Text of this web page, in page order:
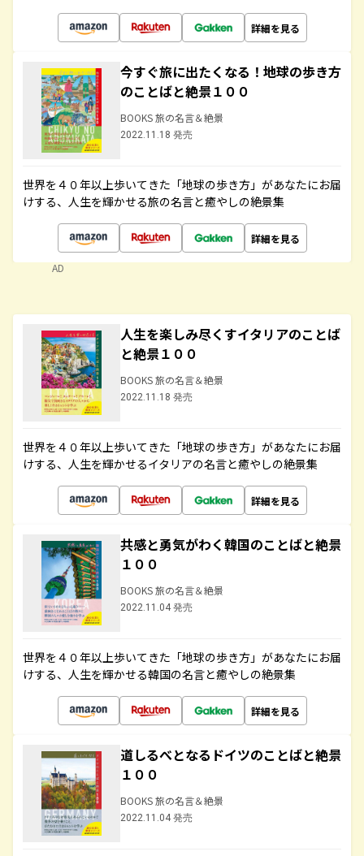
詳細を見る
今すぐ旅に出たくなる！地球の歩き方
のことばと絶景１００
BOOKS 旅の名言＆絶景
2022.11.18 発売
世界を４０年以上歩いてきた「地球の歩き方」があなたにお届
けする、人生を輝かせる旅の名言と癒やしの絶景集
詳細を見る
AD
人生を楽しみ尽くすイタリアのことば
と絶景１００
BOOKS 旅の名言＆絶景
2022.11.18 発売
世界を４０年以上歩いてきた「地球の歩き方」があなたにお届
けする、人生を輝かせるイタリアの名言と癒やしの絶景集
詳細を見る
共感と勇気がわく韓国のことばと絶景
１００
BOOKS 旅の名言＆絶景
2022.11.04 発売
世界を４０年以上歩いてきた「地球の歩き方」があなたにお届
けする、人生を輝かせる韓国の名言と癒やしの絶景集
詳細を見る
道しるべとなるドイツのことばと絶景
１００
BOOKS 旅の名言＆絶景
2022.11.04 発売